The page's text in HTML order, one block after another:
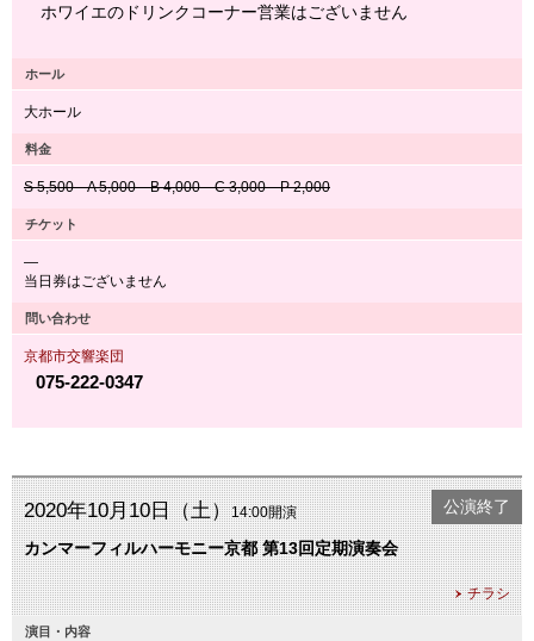
ホワイエのドリンクコーナー営業はございません
ホール
大ホール
料金
S 5,500 A 5,000 B 4,000 C 3,000 P 2,000
チケット
―
当日券はございません
問い合わせ
京都市交響楽団
075-222-0347
2020年10月10日（土）14:00開演
カンマーフィルハーモニー京都 第13回定期演奏会
チラシ
公演終了
演目・内容